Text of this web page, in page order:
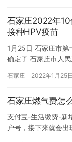
石家庄2022年10
接种HPV疫苗
1月25日 石家庄市第
确定了 石家庄市人
石家庄 2022年1月25日
石家庄燃气费怎
支付宝-生活缴费-新
户号，接下来就会